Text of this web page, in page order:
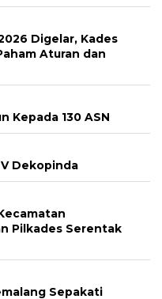
Digelar, Kades
Aturan dan
Kepada 130 ASN
Dekopinda
Pilkades Serentak
Sepakati